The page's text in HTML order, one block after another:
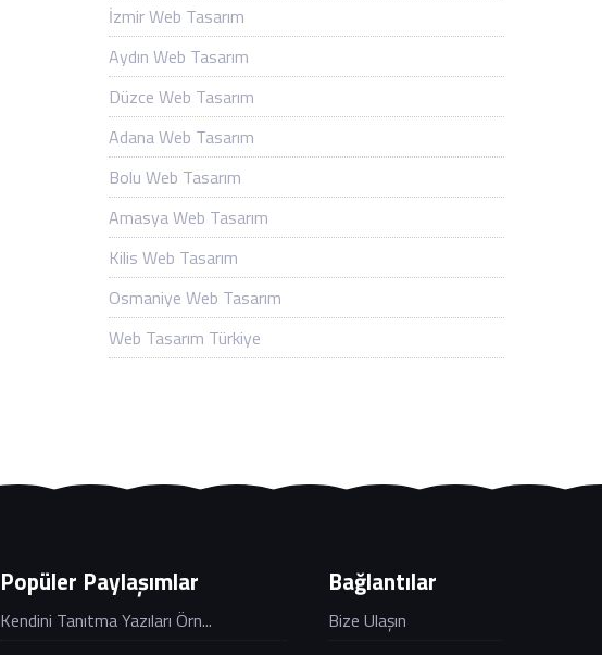
İzmir Web Tasarım
Aydın Web Tasarım
Düzce Web Tasarım
Adana Web Tasarım
Bolu Web Tasarım
Amasya Web Tasarım
Kilis Web Tasarım
Osmaniye Web Tasarım
Web Tasarım Türkiye
Popüler Paylaşımlar
Kendini Tanıtma Yazıları Örn...
Bağlantılar
Bize Ulaşın